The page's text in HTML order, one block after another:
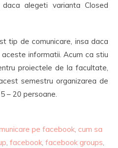
alegeti varianta Closed
tip de comunicare, insa daca
informatii. Acum ca stiu
proiectele de la facultate,
semestru organizarea de
– 20 persoane.
pe facebook, cum sa
, facebook, facebook groups,